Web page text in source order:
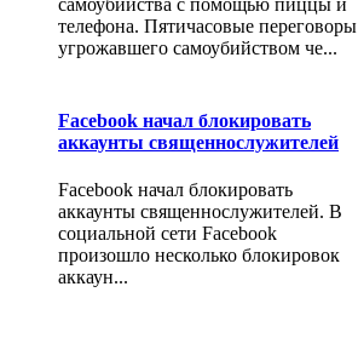
телефона. Пятичасовые переговоры
угрожавшего самоубийством че...
Facebook начал блокировать
аккаунты священнослужителей
Facebook начал блокировать
аккаунты священнослужителей. В
социальной сети Facebook
произошло несколько блокировок
аккаун...